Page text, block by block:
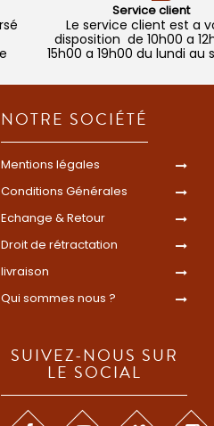
Service client
Le service client est a
disposition de 10h00 a
15h00 a 19h00 du lundi au
NOTRE SOCIÉTÉ
Mentions légales
Conditions Générales
Echange & Retour
Droit de rétractation
livraison
Qui sommes nous ?
SUIVEZ-NOUS SUR
LE SOCIAL